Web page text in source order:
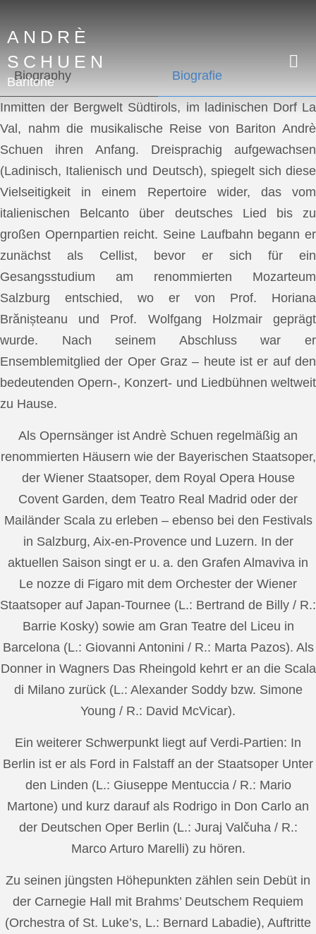
ANDRÈ
SCHUEN
Baritone
Biography Biografie
Inmitten der Bergwelt Südtirols, im ladinischen Dorf La
Val, nahm die musikalische Reise von Bariton Andrè
Schuen ihren Anfang. Dreisprachig aufgewachsen
(Ladinisch, Italienisch und Deutsch), spiegelt sich diese
Vielseitigkeit in einem Repertoire wider, das vom
italienischen Belcanto über deutsches Lied bis zu
großen Opernpartien reicht. Seine Laufbahn begann er
zunächst als Cellist, bevor er sich für ein
Gesangsstudium am renommierten Mozarteum
Salzburg entschied, wo er von Prof. Horiana
Brănișteanu und Prof. Wolfgang Holzmair geprägt
wurde. Nach seinem Abschluss war er
Ensemblemitglied der Oper Graz – heute ist er auf den
bedeutenden Opern-, Konzert- und Liedbühnen weltweit
zu Hause.
Als Opernsänger ist Andrè Schuen regelmäßig an
renommierten Häusern wie der Bayerischen Staatsoper,
der Wiener Staatsoper, dem Royal Opera House
Covent Garden, dem Teatro Real Madrid oder der
Mailänder Scala zu erleben – ebenso bei den Festivals
in Salzburg, Aix-en-Provence und Luzern. In der
aktuellen Saison singt er u. a. den Grafen Almaviva in
Le nozze di Figaro mit dem Orchester der Wiener
Staatsoper auf Japan-Tournee (L.: Bertrand de Billy / R.:
Barrie Kosky) sowie am Gran Teatre del Liceu in
Barcelona (L.: Giovanni Antonini / R.: Marta Pazos). Als
Donner in Wagners Das Rheingold kehrt er an die Scala
di Milano zurück (L.: Alexander Soddy bzw. Simone
Young / R.: David McVicar).
Ein weiterer Schwerpunkt liegt auf Verdi-Partien: In
Berlin ist er als Ford in Falstaff an der Staatsoper Unter
den Linden (L.: Giuseppe Mentuccia / R.: Mario
Martone) und kurz darauf als Rodrigo in Don Carlo an
der Deutschen Oper Berlin (L.: Juraj Valčuha / R.:
Marco Arturo Marelli) zu hören.
Zu seinen jüngsten Höhepunkten zählen sein Debüt in
der Carnegie Hall mit Brahms’ Deutschem Requiem
(Orchestra of St. Luke’s, L.: Bernard Labadie), Auftritte